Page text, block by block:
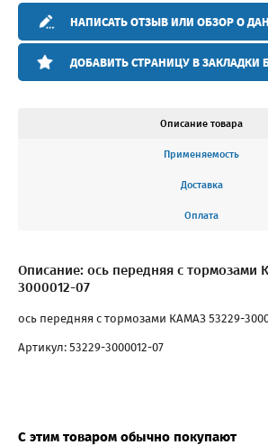
НАПИСАТЬ ОТЗЫВ ИЛИ ОБЗОР О
ДОБАВИТЬ СТРАНИЦУ В ЗАКЛАДКИ
Описание товара
Применяемость
Доставка
Оплата
Описание: ось передняя с тормозами
3000012-07
ось передняя с тормозами КАМАЗ 53229-
Артикул: 53229-3000012-07
С этим товаром обычно покупают